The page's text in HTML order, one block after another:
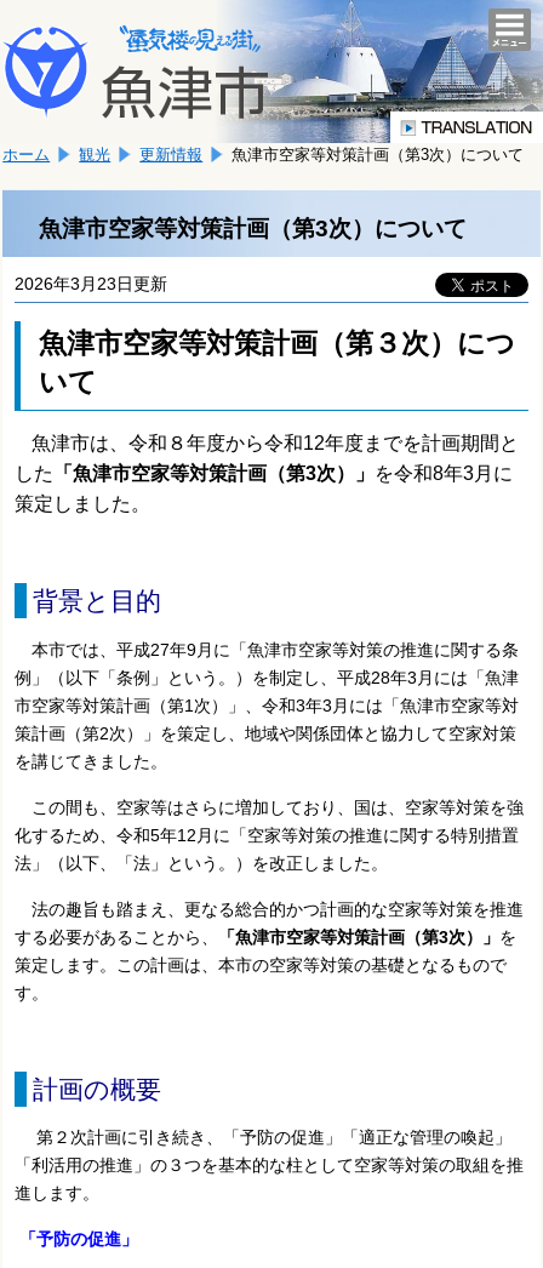
文
へ
移
ま
す。
こ
か
文
ホーム 観光 更新情報 魚津市空家等対策計画（第3次）について
魚津市空家等対策計画（第3次）について
2026年3月23日更新
魚津市空家等対策計画（第３次）につ
いて
魚津市は、令和８年度から令和12年度までを計画期間と
した
「魚津市空家等対策計画（第3次）」 を令和8年3月に
策定しました。
背景と目的
本市では、平成27年9月に「魚津市空家等対策の推進に関する条
例」（以下「条例」という。）を制定し、平成28年3月には「魚津
市空家等対策計画（第1次）」、令和3年3月には「魚津市空家等対
策計画（第2次）」を策定し、地域や関係団体と協力して空家対策
を講じてきました。
この間も、空家等はさらに増加しており、国は、空家等対策を強
化するため、令和5年12月に「空家等対策の推進に関する特別措置
法」（以下、「法」という。）を改正しました。
法の趣旨も踏まえ、更なる総合的かつ計画的な空家等対策を推進
する必要があることから、
「魚津市空家等対策計画（第3次）」 を
策定します。この計画は、本市の空家等対策の基礎となるもので
す。
計画の概要
第２次計画に引き続き、「予防の促進」「適正な管理の喚起」
「利活用の推進」の３つを基本的な柱として空家等対策の取組を推
進します。
「予防の促進」